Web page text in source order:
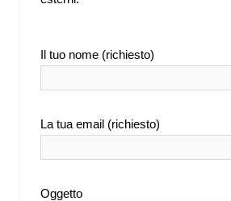
Il tuo nome (richiesto)
La tua email (richiesto)
Oggetto